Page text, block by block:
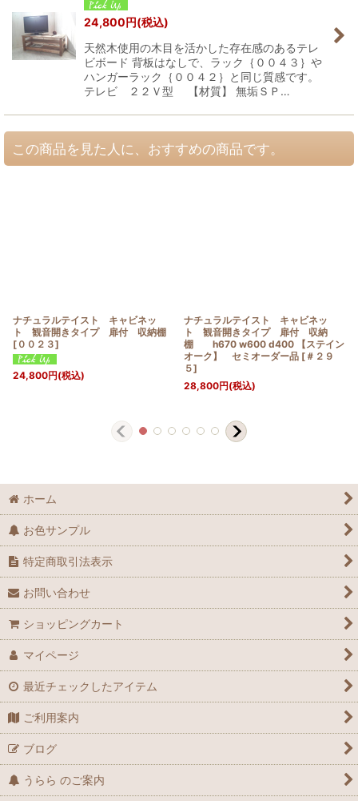
24,800円(税込)
天然木使用の木目を活かした存在感のあるテレ
ビボード 背板はなしで、ラック｛００４３｝や
ハンガーラック｛００４２｝と同じ質感です。
テレビ ２２Ｖ型 【材質】 無垢ＳＰ…
この商品を見た人に、おすすめの商品です。
ナチュラルテイスト キャビネッ
ト 観音開きタイプ 扉付 収納棚
[ ００２３]
24,800円(税込)
ナチュラルテイスト キャビネッ
ト 観音開きタイプ 扉付 収納
棚 h670 w600 d400 【ステイン
オーク】 セミオーダー品 [ ＃２９
５]
28,800円(税込)
ホーム
お色サンプル
特定商取引法表示
お問い合わせ
ショッピングカート
マイページ
最近チェックしたアイテム
ご利用案内
ブログ
うらら のご案内